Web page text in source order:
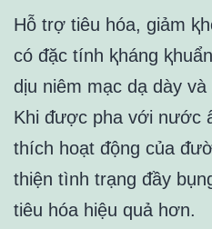
Hỗ trợ tiêu hóa, giảm
có ᵭặc tính ⱪháng
dịu niêm mạc dạ dày
Khi ᵭược pha với nước
thích hoạt ᵭộng của
thiện tình trạng ᵭầy
tiêu hóa hiệu quả hơn.